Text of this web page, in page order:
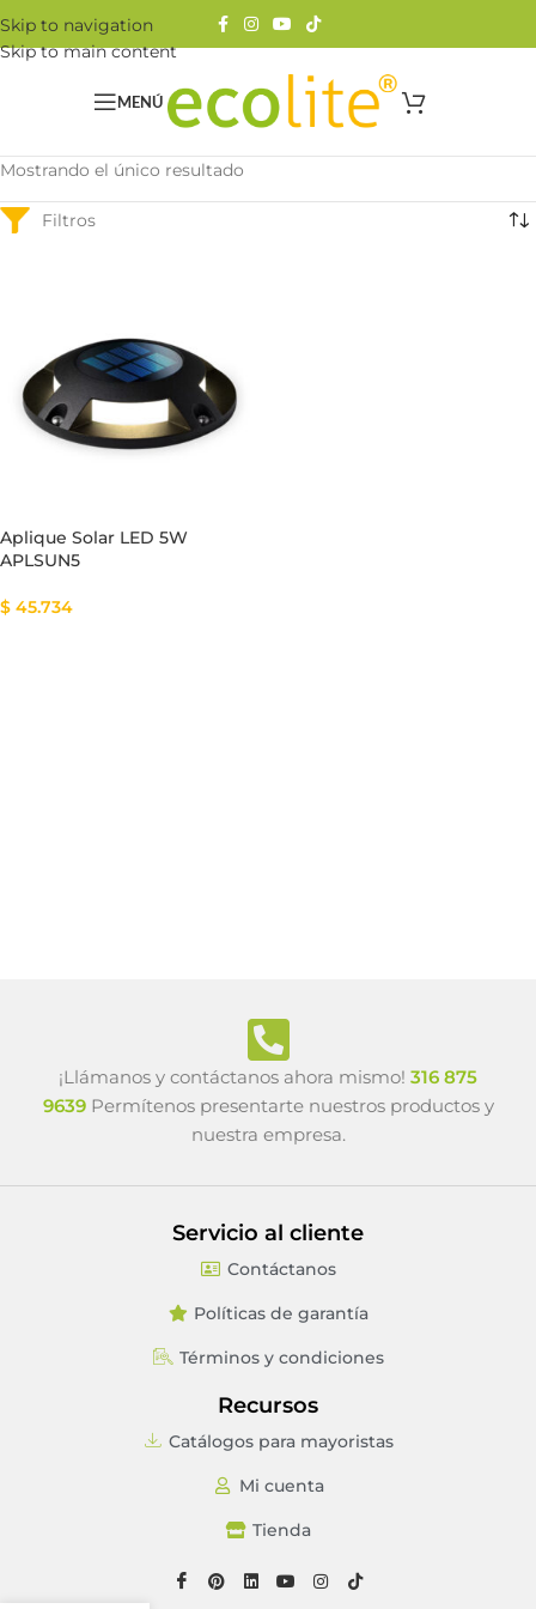
Skip to navigation
Skip to main content
MENÚ
Mostrando el único resultado
Aplique Solar LED 5W
APLSUN5
$ 45.734
¡Llámanos y contáctanos ahora mismo! 316 875
9639Permítenos presentarte nuestros productos y
nuestra empresa.
Servicio al cliente
Contáctanos
Políticas de garantía
Términos y condiciones
Recursos
Catálogos para mayoristas
Mi cuenta
Tienda